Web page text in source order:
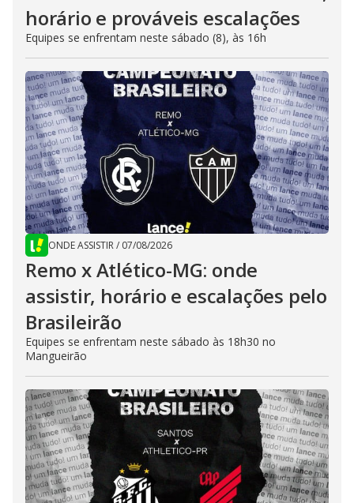
horário e prováveis escalações
Equipes se enfrentam neste sábado (8), às 16h
ONDE ASSISTIR/ 07/08/2026
Remo x Atlético-MG: onde
assistir, horário e escalações pelo
Brasileirão
Equipes se enfrentam neste sábado às 18h30 no
Mangueirão